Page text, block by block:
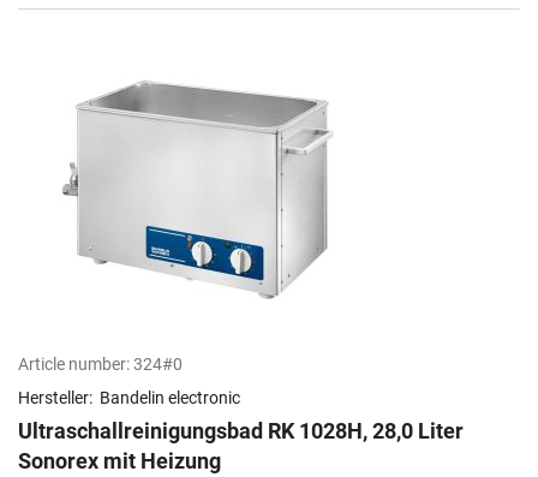
Article number:324#0
Hersteller: Bandelin electronic
Ultraschallreinigungsbad RK 1028H, 28,0 Liter
Sonorex mit Heizung